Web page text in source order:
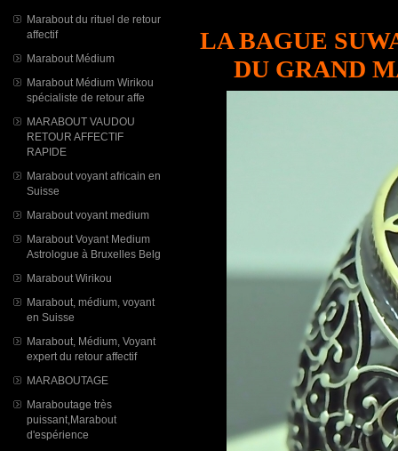
Marabout du rituel de retour
affectif
Marabout Médium
Marabout Médium Wirikou
spécialiste de retour affe
MARABOUT VAUDOU
RETOUR AFFECTIF
RAPIDE
Marabout voyant africain en
Suisse
Marabout voyant medium
Marabout Voyant Medium
Astrologue à Bruxelles Belg
Marabout Wirikou
Marabout, médium, voyant
en Suisse
Marabout, Médium, Voyant
expert du retour affectif
MARABOUTAGE
Maraboutage très
puissant,Marabout
d'espérience
LA BAGUE
DU GRAND